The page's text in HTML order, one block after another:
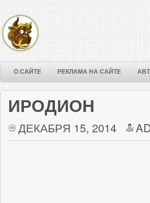
О САЙТЕ РЕКЛАМА НА САЙТЕ
ИРОДИОН
ДЕКАБРЯ 15, 2014